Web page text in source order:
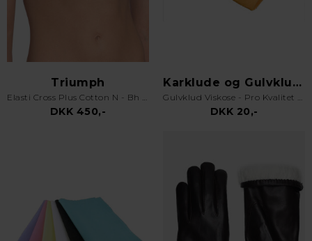
Triumph
Elasti Cross Plus Cotton N - Bh uden bøjle - Hvid
DKK 450,-
Karklude og Gulvklude
Gulvklud Viskose - Pro Kvalitet - Orange
DKK 20,-